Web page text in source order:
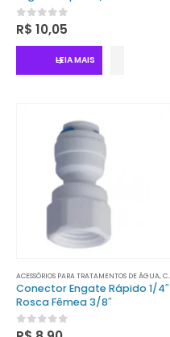
0out of 5
R$ 10,05
LEIA MAIS
ACESSÓRIOS PARA TRATAMENTOS DE ÁGUA,CONECTORES
Conector Engate Rápido 1/4″
Rosca Fêmea 3/8″
0out of 5